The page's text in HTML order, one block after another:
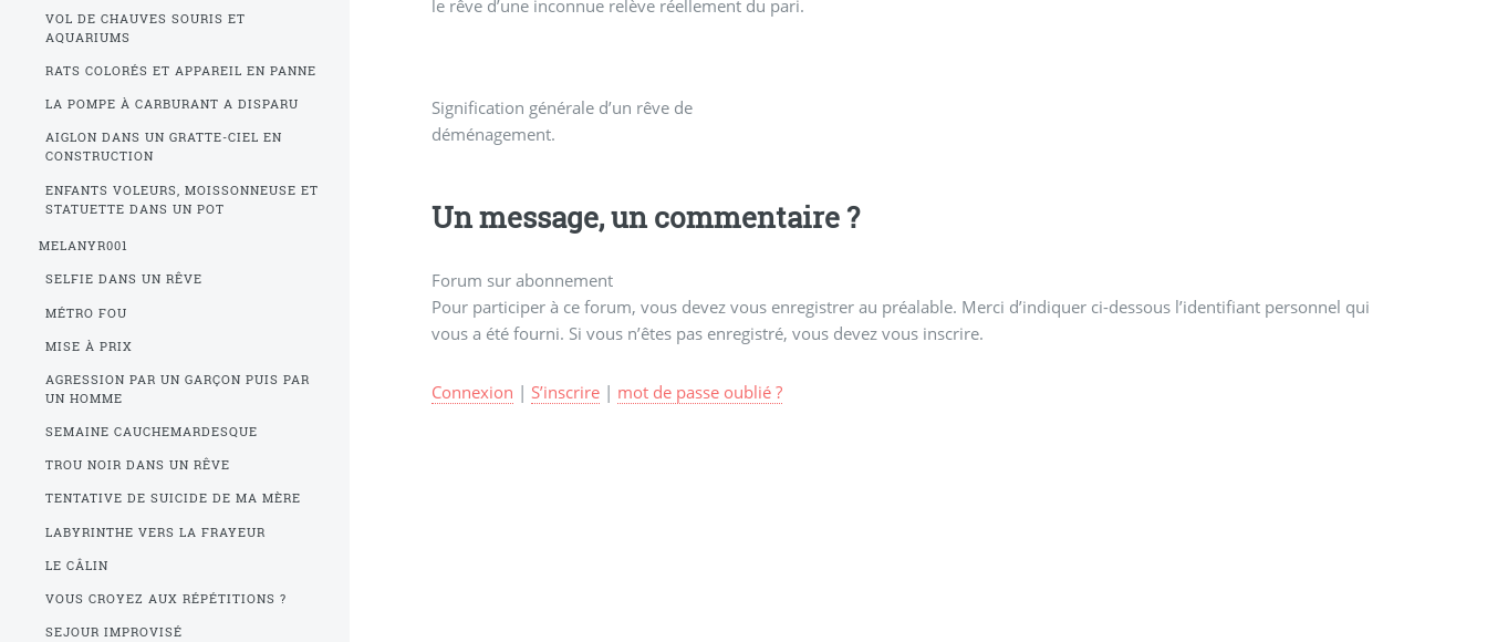
le rêve d’une inconnue relève réellement du pari.
Signification générale d’un rêve de
déménagement.
Un message, un commentaire ?
Forum sur abonnement
Pour participer à ce forum, vous devez vous enregistrer au préalable. Merci d’indiquer ci-dessous l’identifiant personnel qui
vous a été fourni. Si vous n’êtes pas enregistré, vous devez vous inscrire.
Connexion | S’inscrire| mot de passe oublié ?
VOL DE CHAUVES SOURIS ET
AQUARIUMS
RATS COLORÉS ET APPAREIL EN PANNE
LA POMPE À CARBURANT A DISPARU
AIGLON DANS UN GRATTE-CIEL EN
CONSTRUCTION
ENFANTS VOLEURS, MOISSONNEUSE ET
STATUETTE DANS UN POT
MELANYR001
SELFIE DANS UN RÊVE
MÉTRO FOU
MISE À PRIX
AGRESSION PAR UN GARÇON PUIS PAR
UN HOMME
SEMAINE CAUCHEMARDESQUE
TROU NOIR DANS UN RÊVE
TENTATIVE DE SUICIDE DE MA MÈRE
LABYRINTHE VERS LA FRAYEUR
LE CÂLIN
VOUS CROYEZ AUX RÉPÉTITIONS ?
SEJOUR IMPROVISÉ